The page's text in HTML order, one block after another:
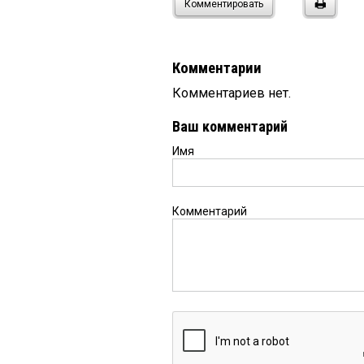
Комментировать
Комментарии
Комментариев нет.
Ваш комментарий
Имя
Комментарий